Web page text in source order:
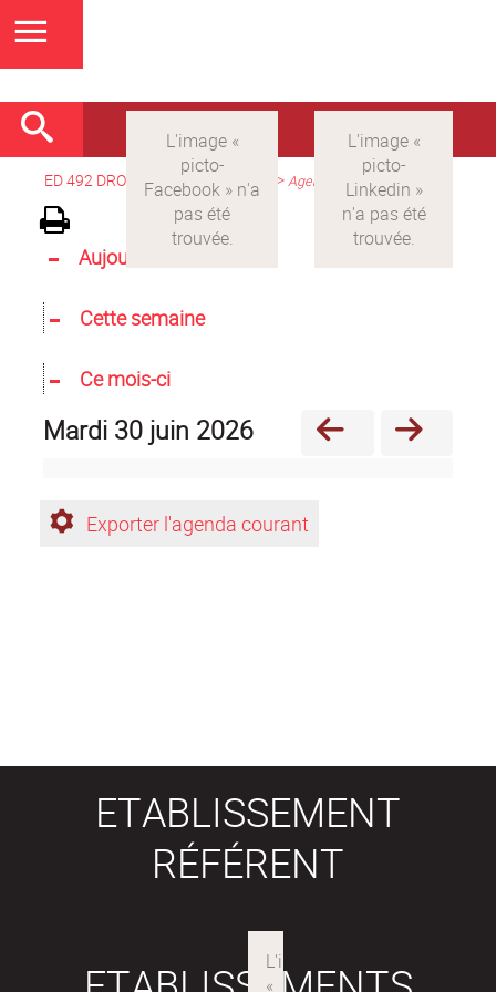
ED 492 DROIT > Version française >Agenda
Aujourd'hui
Cette semaine
Ce mois-ci
mardi 30 juin 2026
Exporter l'agenda courant
ETABLISSEMENT
RÉFÉRENT